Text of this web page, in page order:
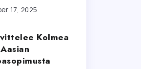
17, 2025
Kolmea